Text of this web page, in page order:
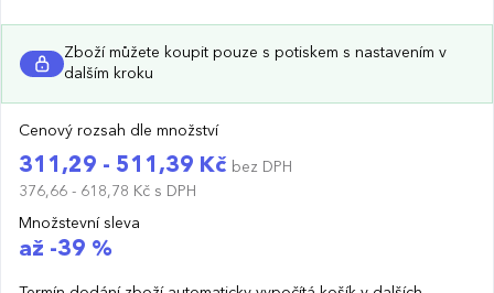
Zboží můžete koupit pouze s potiskem s nastavením v
dalším kroku
Cenový rozsah dle množství
311,29 - 511,39 Kč bez DPH
376,66 - 618,78 Kč s DPH
Množstevní sleva
až -39 %